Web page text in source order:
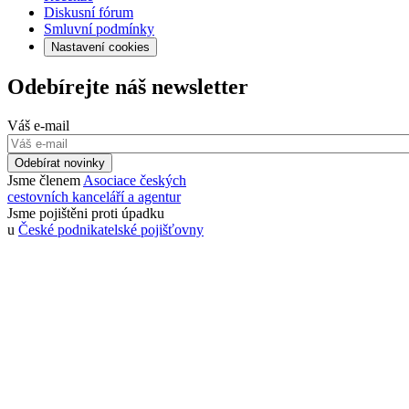
Diskusní fórum
Smluvní podmínky
Nastavení cookies
Odebírejte náš newsletter
Váš e-mail
Odebírat novinky
Jsme členem Asociace českých
cestovních kanceláří a agentur
Jsme pojištěni proti úpadku
u České podnikatelské pojišťovny